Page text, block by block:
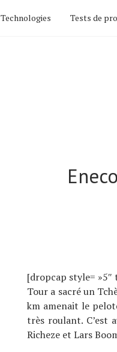
Technologies Tests de
[dropcap style= »5″
Tour a sacré un
km amenait le
très roulant. C’est
Richeze et Lars